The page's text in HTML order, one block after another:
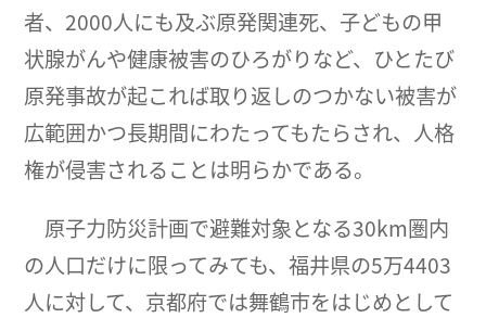
者、2000人にも及ぶ原発関連死、子どもの甲
状腺がんや健康被害のひろがりなど、ひとたび
原発事故が起これば取り返しのつかない被害が
広範囲かつ長期間にわたってもたらされ、人格
権が侵害されることは明らかである。
原子力防災計画で避難対象となる30km圏内
の人口だけに限ってみても、福井県の5万4403
人に対して、京都府では舞鶴市をはじめとして